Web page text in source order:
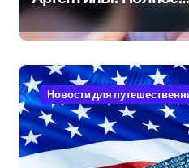
руководство
Новости для